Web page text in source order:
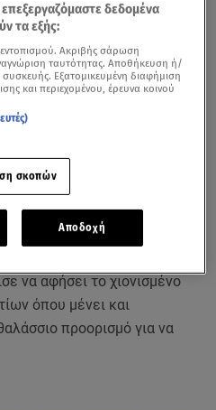
κακοκαιρία Ελπίδα
να αφήσει το χιονισμένο
όπου μένει και
προορισμό για να
επεξεργαζόμαστε δεδομένα
τα εξής:
Ακριβής σάρωση
ταυτότητας. Αποθήκευση ή/
Εξατομικευμένη διαφήμιση
και περιεχομένου, έρευνα κοινού
σκοπών
Αποδοχή